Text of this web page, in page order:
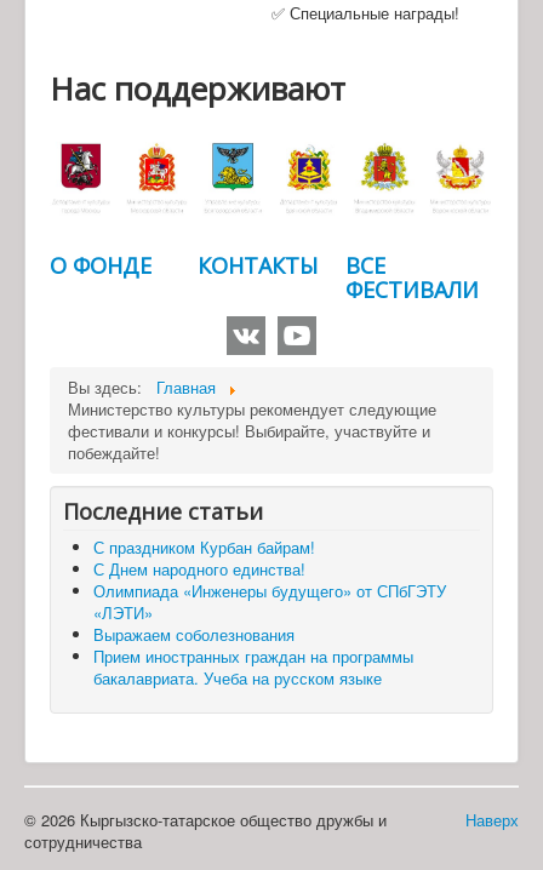
✅ Специальные награды!
Нас поддерживают
О ФОНДЕ КОНТАКТЫ
ВСЕ
ФЕСТИВАЛИ
Вы здесь:
Главная
Министерство культуры рекомендует следующие
фестивали и конкурсы! Выбирайте, участвуйте и
побеждайте!
Последние статьи
С праздником Курбан байрам!
С Днем народного единства!
Олимпиада «Инженеры будущего» от СПбГЭТУ
«ЛЭТИ»
Выражаем соболезнования
Прием иностранных граждан на программы
бакалавриата. Учеба на русском языке
Наверх
© 2026 Кыргызско-татарское общество дружбы и
сотрудничества